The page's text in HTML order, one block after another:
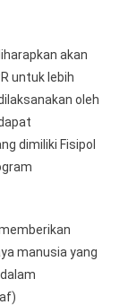
akan
untuk lebih
oleh
dimiliki Fisipol
manusia yang